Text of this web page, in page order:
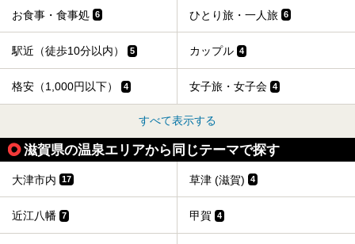
お食事・食事処 6 ひとり旅・一人旅 6
駅近（徒歩10分以内） 5 カップル 4
格安（1,000円以下） 4 女子旅・女子会 4
すべて表示する
滋賀県の温泉エリアから同じテーマで探す
大津市内 17 草津 (滋賀) 4
近江八幡 7 甲賀 4